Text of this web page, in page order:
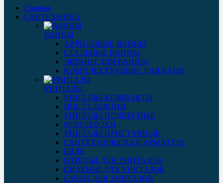
Главная
САНТЕХНИКА
ВАННЫ
АКРИЛОВЫЕ ВАННЫ
СТАЛЬНЫЕ ВАННЫ
ЭКРАНЫ ДЛЯ ВАННЫ
КОМПЛЕКТУЮЩИЕ ДЛЯ ВАНН
УНИТАЗЫ
УНИТАЗЫ-КОМПАКТЫ
ИНСТАЛЛЯЦИИ
УНИТАЗЫ ПОДВЕСНЫЕ
МОНОБЛОКИ
УНИТАЗЫ ПРИСТАВНЫЕ
САНТЕХНИЧЕСКАЯ АРМАТУРА
БИДЕ
ОТВОДЫ ДЛЯ УНИТАЗОВ
СИДЕНЬЯ ДЛЯ УНИТАЗОВ
БАЧКИ ДЛЯ УНИТАЗОВ